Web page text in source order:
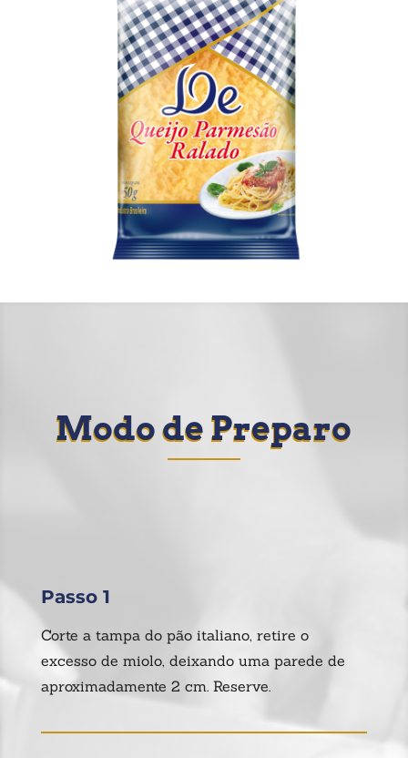
Modo de Preparo
Passo 1
Corte a tampa do pão italiano, retire o
excesso de miolo, deixando uma parede de
aproximadamente 2 cm. Reserve.